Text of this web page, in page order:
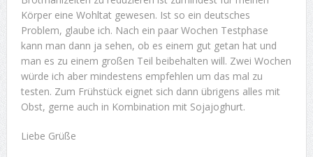
Körper eine Wohltat gewesen. Ist so ein deutsches
Problem, glaube ich. Nach ein paar Wochen Testphase
kann man dann ja sehen, ob es einem gut getan hat und
man es zu einem großen Teil beibehalten will. Zwei Wochen
würde ich aber mindestens empfehlen um das mal zu
testen. Zum Frühstück eignet sich dann übrigens alles mit
Obst, gerne auch in Kombination mit Sojajoghurt.
Liebe Grüße